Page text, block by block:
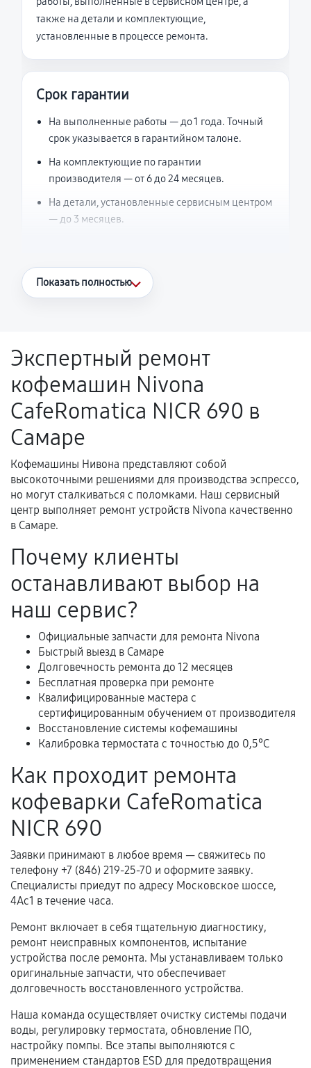
также на детали и комплектующие,
установленные в процессе ремонта.
Срок гарантии
На выполненные работы — до 1 года. Точный
срок указывается в гарантийном талоне.
На комплектующие по гарантии
производителя — от 6 до 24 месяцев.
На детали, установленные сервисным центром
— до 3 месяцев.
Что считается гарантийным случаем
Поломка установленной детали при
нормальной эксплуатации в течение
гарантийного срока.
Несоответствие комплектующей заявленным
техническим характеристикам.
Документы для подтверждения
гарантии
Акт выполненных работ с датой, перечнем
услуг и сроком гарантии.
Документы на установленные комплектующие
и кассовый чек.
Расширенная гарантия
В некоторых случаях возможно оформление
расширенной гарантии. Стоимость, сроки и
условия продления согласовываются отдельно и
Когда гарантия не действует
механические повреждения, попадание влаги,
перегрев, коррозия.
Самостоятельный ремонт или вмешательство
Естественный износ деталей, если иное не
предусмотрено отдельно.
Обращение после окончания гарантийного
срока.
Программные сбои, если это не указано в
отдельных условиях.
Показать полностью
Экспертный ремонт
кофемашин Nivona
CafeRomatica NICR 690 в
Самаре
Кофемашины Нивона представляют собой
высокоточными решениями для производства эспрессо,
но могут сталкиваться с поломками. Наш сервисный
центр выполняет ремонт устройств Nivona качественно
в Самаре.
Почему клиенты
останавливают выбор на
наш сервис?
Официальные запчасти для ремонта Nivona
Быстрый выезд в Самаре
Долговечность ремонта до 12 месяцев
Бесплатная проверка при ремонте
Квалифицированные мастера с
сертифицированным обучением от производителя
Восстановление системы кофемашины
Калибровка термостата с точностью до 0,5°C
Как проходит ремонта
кофеварки CafeRomatica
NICR 690
Заявки принимают в любое время — свяжитесь по
телефону +7 (846) 219-25-70 и оформите заявку.
Специалисты приедут по адресу Московское шоссе,
4Ас1 в течение часа.
Ремонт включает в себя тщательную диагностику,
ремонт неисправных компонентов, испытание
устройства после ремонта. Мы устанавливаем только
оригинальные запчасти, что обеспечивает
долговечность восстановленного устройства.
Наша команда осуществляет очистку системы подачи
воды, регулировку термостата, обновление ПО,
настройку помпы. Все этапы выполняются с
применением стандартов ESD для предотвращения